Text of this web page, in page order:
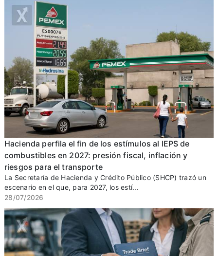
Hacienda perfila el fin de los estímulos al IEPS de
combustibles en 2027: presión fiscal, inflación y
riesgos para el transporte
La Secretaría de Hacienda y Crédito Público (SHCP) trazó un
escenario en el que, para 2027, los estí...
28/07/2026